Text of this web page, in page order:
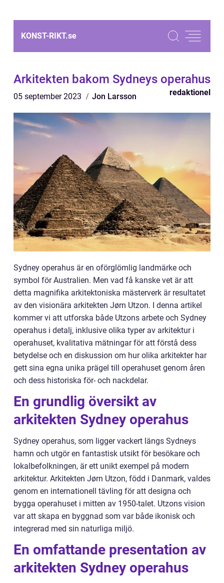
KONST-RIKT.se
Arkitekten bakom Sydneys operahus
05 september 2023 Jon Larsson redaktionel
Sydney operahus är en oförglömlig landmärke och
symbol för Australien. Men vad få kanske vet är att
detta magnifika arkitektoniska mästerverk är resultatet
av den visionära arkitekten Jørn Utzon. I denna artikel
kommer vi att utforska både Utzons arbete och Sydney
operahus i detalj, inklusive olika typer av arkitektur i
operahuset, kvalitativa mätningar för att förstå dess
betydelse och en diskussion om hur olika arkitekter har
gett sina egna unika prägel till operahuset genom åren
och dess historiska för- och nackdelar.
En grundlig översikt av
arkitekten Sydney operahus
Sydney operahus, som ligger vackert längs Sydneys
hamn och utgör en fantastisk utsikt för besökare och
lokalbefolkningen, är ett unikt exempel på modern
arkitektur. Arkitekten Jørn Utzon, född i Danmark, valdes
genom en internationell tävling för att designa och
bygga operahuset i mitten av 1950-talet. Utzons vision
var att skapa en byggnad som var både ikonisk och
integrerad med sin naturliga miljö.
En omfattande presentation av
arkitekten Sydney operahus